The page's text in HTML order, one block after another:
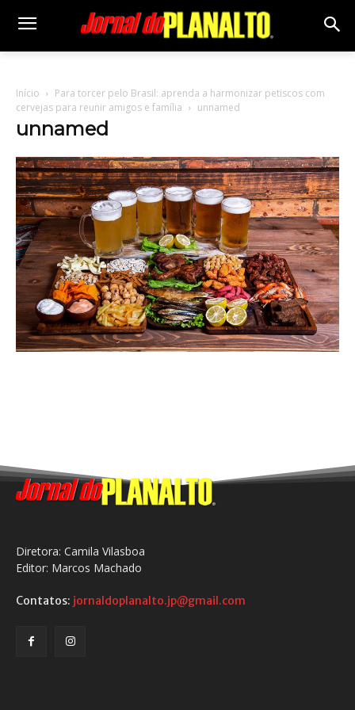
Início
Para torcer pelo Brasil: aprenda a harmonizar petiscos com
cervejas para reunir amigos e família
unnamed
unnamed
Diretora: Camila Vilasboa
Editor: Marcos Machado
Contatos: jornaldoplanalto.jp@gmail.com